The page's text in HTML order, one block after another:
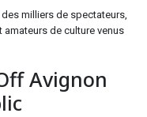
milliers de spectateurs,
de culture venus
Avignon